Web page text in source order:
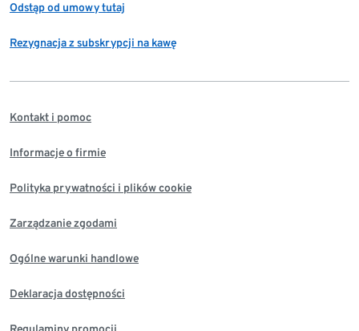
Odstąp od umowy tutaj
Rezygnacja z subskrypcji na kawę
Kontakt i pomoc
Informacje o firmie
Polityka prywatności i plików cookie
Zarządzanie zgodami
Ogólne warunki handlowe
Deklaracja dostępności